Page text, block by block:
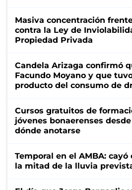
Masiva concentración
contra la Ley de
Propiedad Privada
Candela Arizaga confirmó
Facundo Moyano y que
producto del consumo de
Cursos gratuitos de
jóvenes bonaerenses desde
dónde anotarse
Temporal en el AMBA: cayó
la mitad de la lluvia